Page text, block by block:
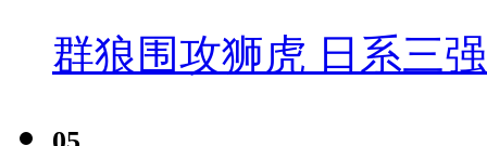
群狼围攻狮虎 日系三